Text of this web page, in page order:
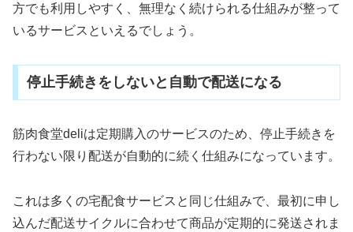
方でも利用しやすく、無理なく続けられる仕組みが整って
いるサービスといえるでしょう。
停止手続きをしないと自動で配送になる
筋肉食堂deliは定期購入のサービスのため、停止手続きを
行わない限り配送が自動的に続く仕組みになっています。
これは多くの宅配食サービスと同じ仕組みで、最初に申し
込んだ配送サイクルに合わせて商品が定期的に発送されま